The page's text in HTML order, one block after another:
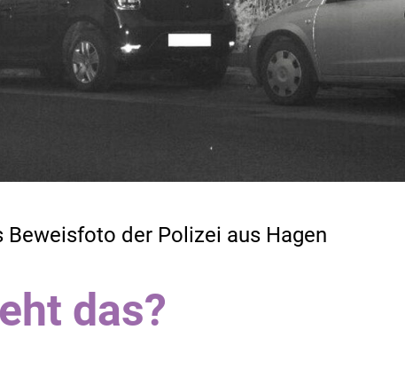
der Polizei aus Hagen
das?